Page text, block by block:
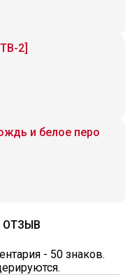
2]
и белое перо
ОТЗЫВ
- 50 знаков.